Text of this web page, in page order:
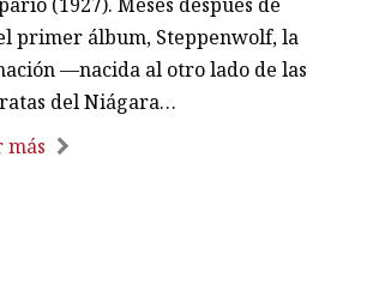
primer álbum, Steppenwolf, la
—nacida al otro lado de las
del Niágara…
más